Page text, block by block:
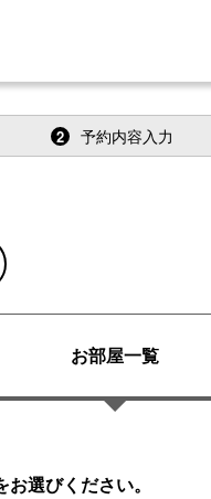
2 予約内容入力
お部屋一覧
選びください。